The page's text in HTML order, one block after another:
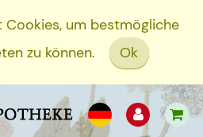
Cookies, um bestmögliche
zu können.
Ok